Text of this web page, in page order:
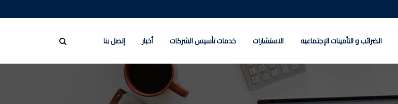
الضرائب و التأمينات الإجتماعيه الاستشارات خدمات تأسيس الشركات أخبار إتصل بنا